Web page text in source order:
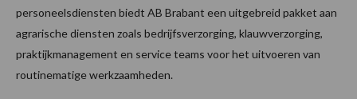
personeelsdiensten biedt AB Brabant een uitgebreid pakket aan
agrarische diensten zoals bedrijfsverzorging, klauwverzorging,
praktijkmanagement en service teams voor het uitvoeren van
routinematige werkzaamheden.